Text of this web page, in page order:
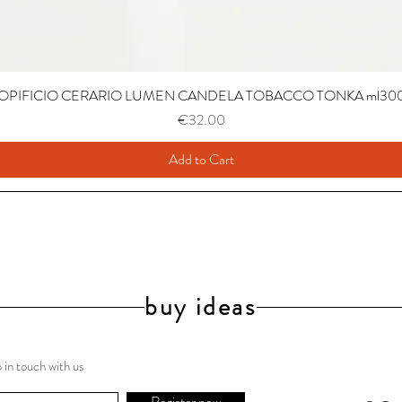
CERARIO LUMEN CANDELA TOBACCO TONKA
Price
€32.00
Add to Cart
buy ideas
in touch with us